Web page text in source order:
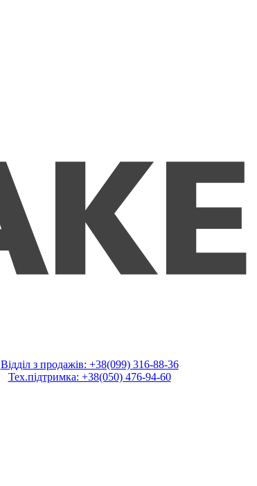
Відділ з продажів: +38(099) 316-88-36
Тех.підтримка: +38(050) 476-94-60